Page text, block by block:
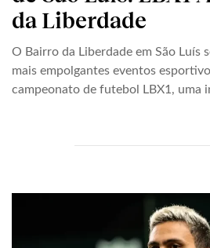
da Liberdade
O Bairro da Liberdade em São Luís
mais empolgantes eventos
campeonato de futebol LBX1, uma